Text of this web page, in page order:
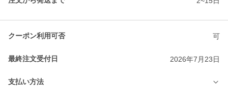
クーポン利用可否 可
最終注文受付日 2026年7月23日
支払い方法